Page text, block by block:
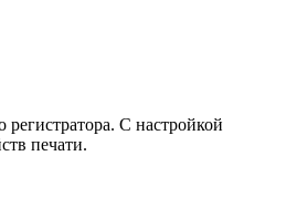
С настройкой
печати.